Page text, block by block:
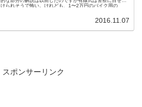
けられそうで怖い。けれども、1〜2万円のバイク用の
2016.11.07
スポンサーリンク